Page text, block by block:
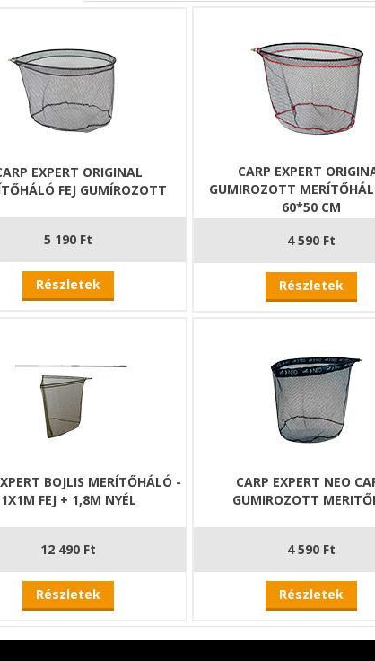
EXPERT ORIGINAL
FEJ GUMÍROZOTT
5 190 Ft
Részletek
CARP EXPERT
GUMIROZOTT
60*50 CM
4 590 Ft
Részletek
BOJLIS MERÍTŐHÁLÓ -
1X1M FEJ + 1,8M NYÉL
12 490 Ft
Részletek
CARP EXPERT NEO
GUMIROZOTT
4 590 Ft
Részletek